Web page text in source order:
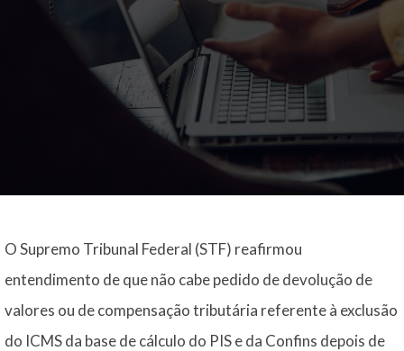
O Supremo Tribunal Federal (STF) reafirmou
entendimento de que não cabe pedido de devolução de
valores ou de compensação tributária referente à exclusão
do ICMS da base de cálculo do PIS e da Confins depois de